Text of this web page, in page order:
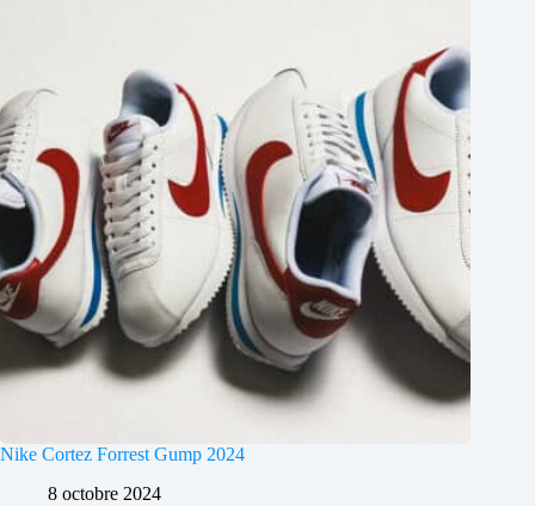
Nike Cortez Forrest Gump 2024
8 octobre 2024